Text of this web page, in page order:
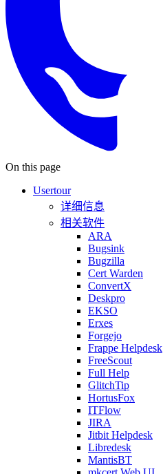
On this page
Usertour
详细信息
相关软件
ARA
Bugsink
Bugzilla
Cert Warden
ConvertX
Deskpro
EKSO
Erxes
Forgejo
Frappe Helpdesk
FreeScout
Full Help
GlitchTip
HortusFox
ITFlow
JIRA
Jitbit Helpdesk
Libredesk
MantisBT